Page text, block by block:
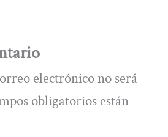
electrónico no será
obligatorios están